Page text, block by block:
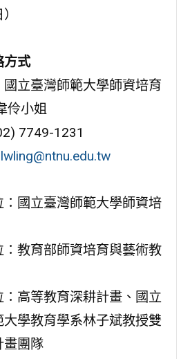
方式
國立臺灣師範大學師資培育
伶小姐
7749-1231
lwling@ntnu.edu.tw
：國立臺灣師範大學師資培
：教育部師資培育與藝術教
：高等教育深耕計畫、國立
大學教育學系林子斌教授雙
畫團隊